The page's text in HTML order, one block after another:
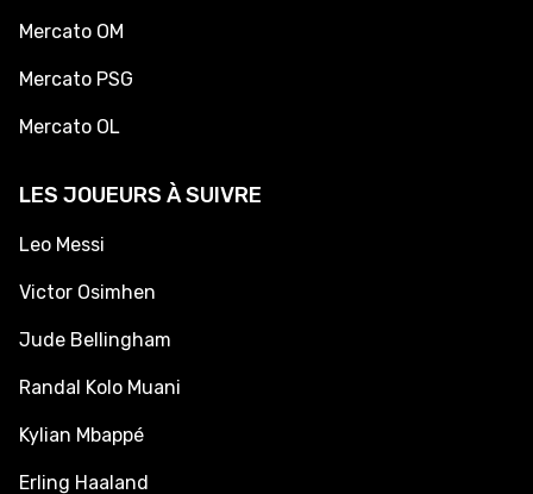
Mercato OM
Mercato PSG
Mercato OL
LES JOUEURS À SUIVRE
Leo Messi
Victor Osimhen
Jude Bellingham
Randal Kolo Muani
Kylian Mbappé
Erling Haaland